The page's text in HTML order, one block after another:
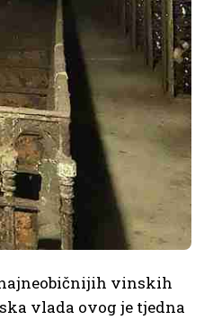
vinskih
vlada ovog je tjedna